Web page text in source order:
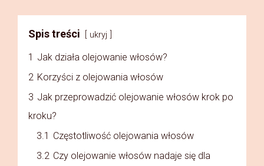
Spis treści ukryj
1 Jak działa olejowanie włosów?
2 Korzyści z olejowania włosów
3 Jak przeprowadzić olejowanie włosów krok po
kroku?
3.1 Częstotliwość olejowania włosów
3.2 Czy olejowanie włosów nadaje się dla